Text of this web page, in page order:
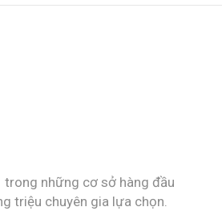
trong những cơ sở hàng đầu
triệu chuyên gia lựa chọn.